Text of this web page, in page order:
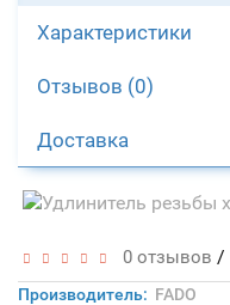
Характеристики
Отзывов (0)
Доставка
0 отзывов /
Производитель: FADO